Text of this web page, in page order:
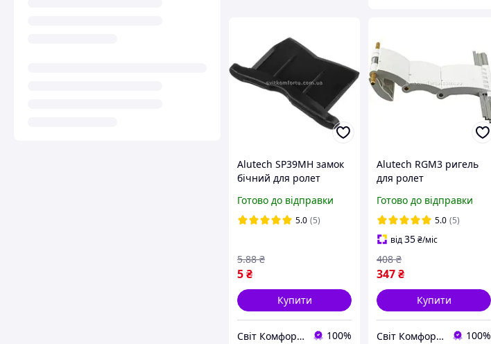
Alutech SP39MH замок
бічний для ролет
ламелі 39 мм
Готово до відправки
5.0 (5)
5₴
5.88 ₴
Купити
Світ Комфорту - Ворота, ролети, автоматика для воріт, жалюзі 100%
Alutech RGM3 ригель
для ролет
Готово до відправки
5.0 (5)
від35₴/міс
347₴
408 ₴
Купити
Світ Комфорту - Ворота, ролети, автоматика для воріт, жалюзі 100%